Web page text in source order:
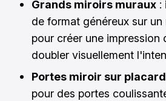
Grands miroirs muraux :
de format généreux sur
pour créer une impression
doubler visuellement
Portes miroir sur
pour des portes